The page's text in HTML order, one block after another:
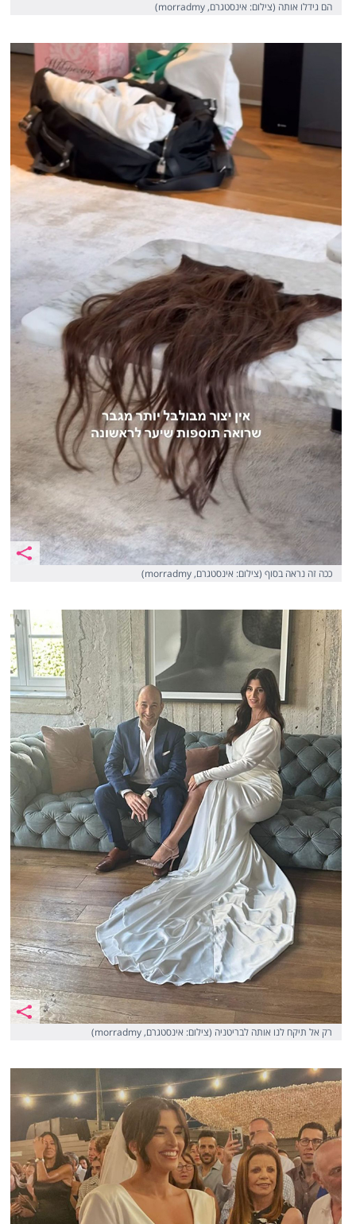
הם גידלו אותה (צילום: אינסטגרם, morradmy)
ככה זה נראה בסוף (צילום: אינסטגרם, morradmy)
רק אל תיקח לנו אותה לבריטניה (צילום: אינסטגרם, morradmy)